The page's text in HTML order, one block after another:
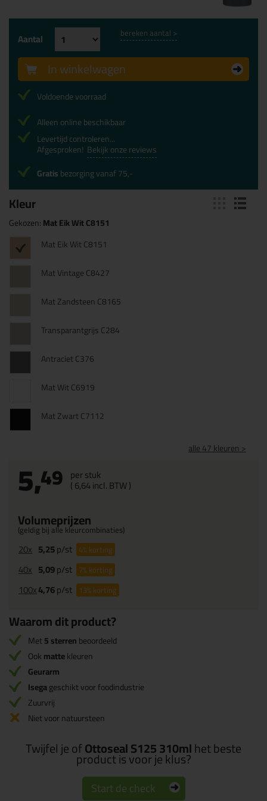
Kleur
Gekozen:Mat Eik Wit C8151
Mat Eik Wit C8151
Mat Vintage C8427
Mat Zandsteen C8165
Transparantgrijs C284
Antraciet C376
Mat Wit C6919
Mat Zwart C7112
alle 47 kleuren >
5,49 per stuk
(6,64incl. BTW )
Volumeprijzen
(geldig bij alle kleurcombinaties)
20x 5,25p/st 4%korting
40x 5,09p/st 7%korting
100x4,76p/st 13%korting
Aantal bereken aantal >
In winkelwagen
Voldoende voorraad
Alleen online beschikbaar
Levertijd controleren...
Afgesproken! Bekijk onze reviews
Gratisbezorging vanaf 75,-
Waarom dit product?
Met5 sterrenbeoordeeld
Ookmattekleuren
Geurarm
Isegageschikt voor foodindustrie
Zuurvrij
Niet voor natuursteen
Twijfel je ofOttoseal S125 310mlhet beste
product is voor je klus?
Start de check